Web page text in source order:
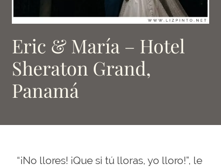
Eric & María – Hotel
Sheraton Grand,
Panamá
“¡No llores! ¡Que si tú lloras, yo lloro!”, le